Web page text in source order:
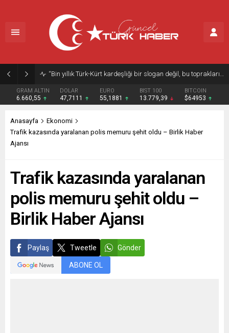
“Bin yıllık Türk-Kürt kardeşliği bir slogan değil, bu toprakların gerçeğidir”
GRAM ALTIN
6.660,55
DOLAR
47,7111
EURO
55,1881
BIST 100
13.779,39
BITCOIN
$64953
Anasayfa
Ekonomi
Trafik kazasında yaralanan polis memuru şehit oldu – Birlik Haber
Ajansı
Trafik kazasında yaralanan
polis memuru şehit oldu –
Birlik Haber Ajansı
Paylaş Tweetle Gönder
ABONE OL